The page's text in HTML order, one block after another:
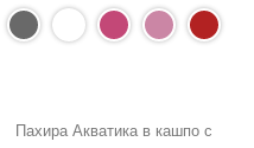
Пахира Акватика в кашпо с